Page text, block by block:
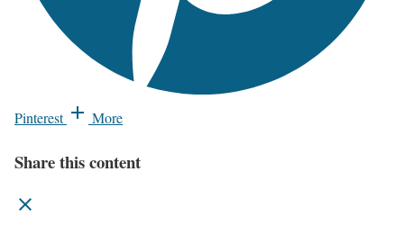
Pinterest More
Share this content